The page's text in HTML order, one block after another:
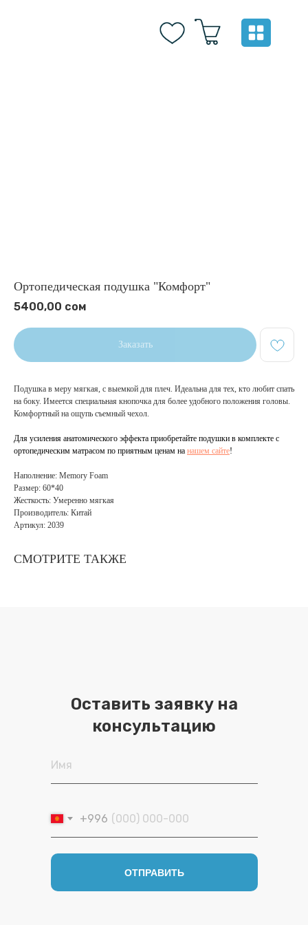
Ортопедическая подушка "Комфорт"
5400,00 сом
Заказать
Подушка в меру мягкая, с выемкой для плеч. Идеальна для тех, кто любит спать
на боку. Имеется специальная кнопочка для более удобного положения головы.
Комфортный на ощупь съемный чехол.
Для усиления анатомического эффекта приобретайте подушки в комплекте с
ортопедическим матрасом по приятным ценам на нашем сайте!
Наполнение: Memory Foam
Размер: 60*40
Жесткость: Умеренно мягкая
Производитель: Китай
Артикул: 2039
СМОТРИТЕ ТАКЖЕ
Оставить заявку на
консультацию
Имя
+996
ОТПРАВИТЬ